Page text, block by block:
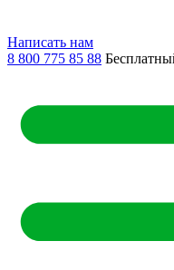
Написать нам
8 800 775 85 88